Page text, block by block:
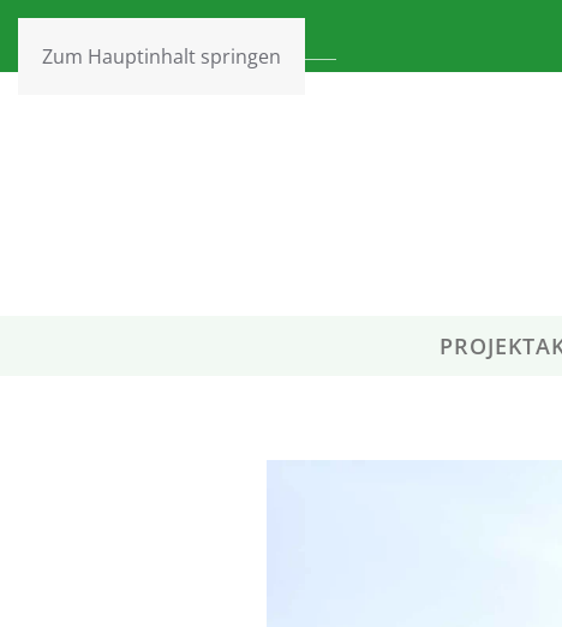
Zum Hauptinhalt springen
PROJEKT